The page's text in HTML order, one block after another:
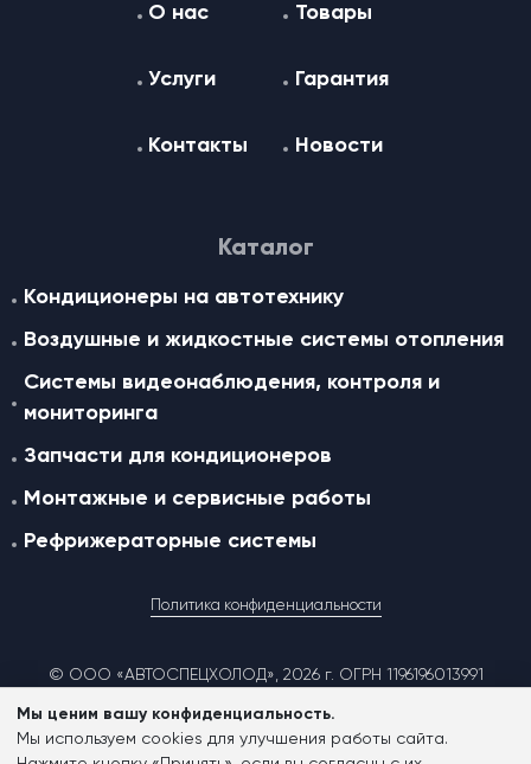
О нас Товары
Услуги Гарантия
Контакты Новости
Каталог
Кондиционеры на автотехнику
Воздушные и жидкостные cистемы отопления
Системы видеонаблюдения, контроля и
мониторинга
Запчасти для кондиционеров
Монтажные и сервисные работы
Рефрижераторные системы
© ООО «АВТОСПЕЦХОЛОД», 2026 г. ОГРН 1196196013991
Политика конфиденциальности
Согласие на обработку персональных данных
Мы ценим вашу конфиденциальность.
Мы используем cookies для улучшения работы сайта.